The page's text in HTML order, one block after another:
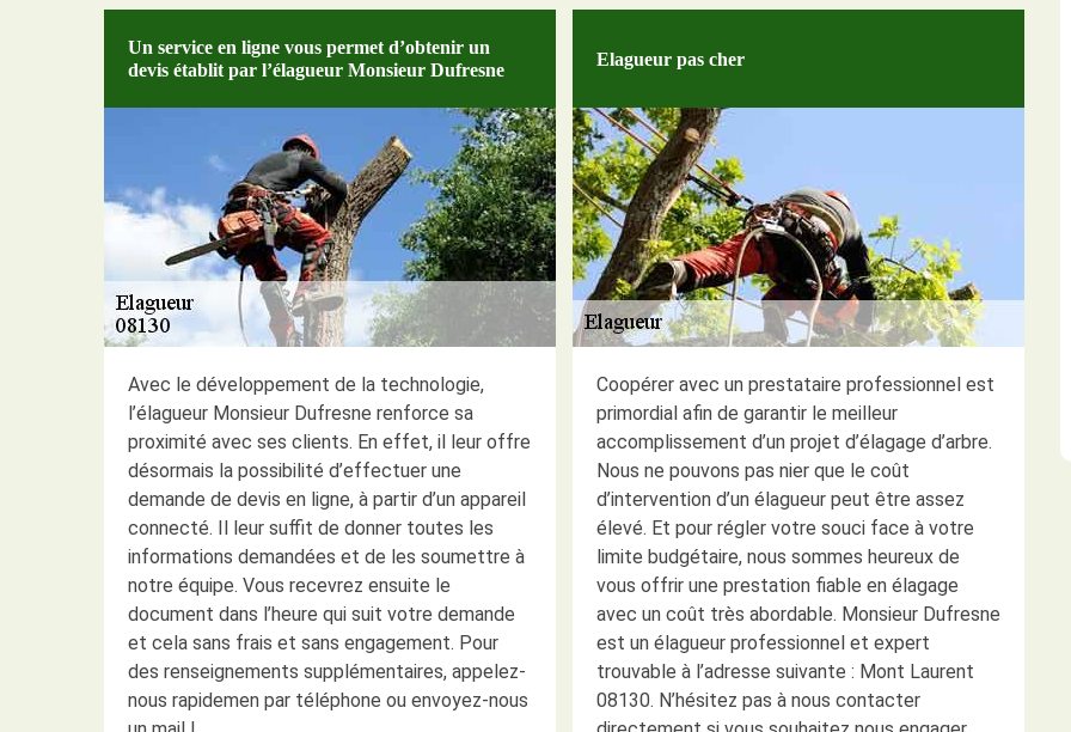
Un service en ligne vous permet d’obtenir un
devis établit par l’élagueur Monsieur Dufresne
Avec le développement de la technologie,
l’élagueur Monsieur Dufresne renforce sa
proximité avec ses clients. En effet, il leur offre
désormais la possibilité d’effectuer une
demande de devis en ligne, à partir d’un appareil
connecté. Il leur suffit de donner toutes les
informations demandées et de les soumettre à
notre équipe. Vous recevrez ensuite le
document dans l’heure qui suit votre demande
et cela sans frais et sans engagement. Pour
des renseignements supplémentaires, appelez-
nous rapidemen par téléphone ou envoyez-nous
Elagueur pas cher
Coopérer avec un prestataire professionnel est
primordial afin de garantir le meilleur
accomplissement d’un projet d’élagage d’arbre.
Nous ne pouvons pas nier que le coût
d’intervention d’un élagueur peut être assez
élevé. Et pour régler votre souci face à votre
limite budgétaire, nous sommes heureux de
vous offrir une prestation fiable en élagage
avec un coût très abordable. Monsieur Dufresne
est un élagueur professionnel et expert
trouvable à l’adresse suivante : Mont Laurent
08130. N’hésitez pas à nous contacter